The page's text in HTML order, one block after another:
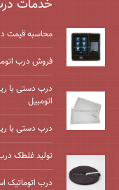
خدمات
محاسبه قیمت
فروش درب
درب دستی با
اتومبیل
درب دستی با
تولید غلطک
درب اتوماتیک